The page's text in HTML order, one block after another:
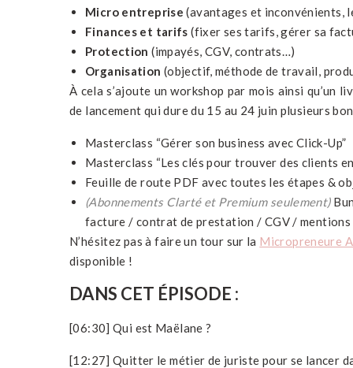
Micro entreprise (avantages et inconvénients,
Finances et tarifs (fixer ses tarifs, gérer sa
Protection (impayés, CGV, contrats…)
Organisation (objectif, méthode de travail,
À cela s’ajoute un workshop par mois ainsi qu’un
de lancement qui dure du 15 au 24 juin plusieurs
Masterclass “Gérer son business avec Click-Up”
Masterclass “Les clés pour trouver des clients
Feuille de route PDF avec toutes les étapes &
(Abonnements Clarté et Premium seulement)
facture / contrat de prestation / CGV / mentions
N’hésitez pas à faire un tour sur la Micropreneure
disponible !
DANS CET ÉPISODE :
[06:30] Qui est Maëlane ?
[12:27] Quitter le métier de juriste pour se lancer